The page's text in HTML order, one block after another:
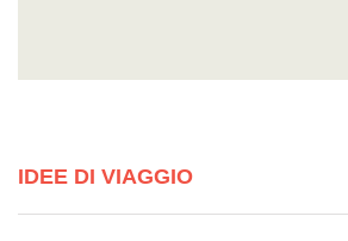
IDEE DI VIAGGIO